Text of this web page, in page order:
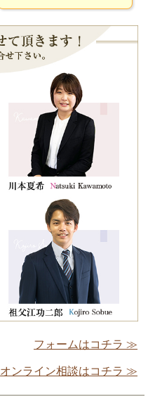
フォームはコチラ ≫
オンライン相談はコチラ ≫